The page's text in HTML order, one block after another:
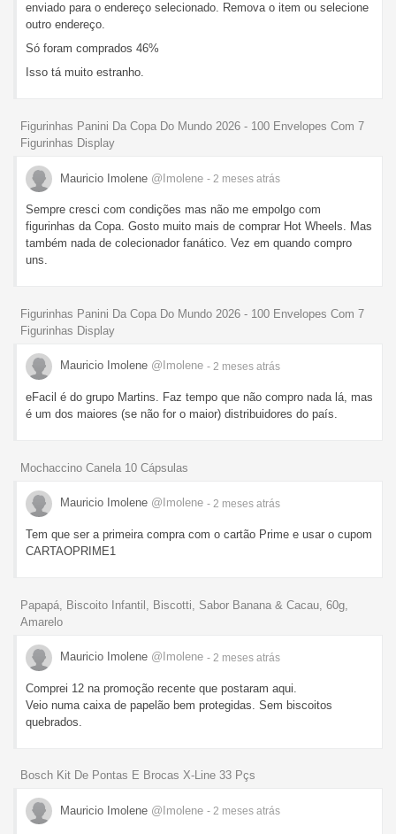
enviado para o endereço selecionado. Remova o item ou selecione
outro endereço.
Só foram comprados 46%
Isso tá muito estranho.
Figurinhas Panini Da Copa Do Mundo 2026 - 100 Envelopes Com 7
Figurinhas Display
Mauricio Imolene @Imolene - 2 meses atrás
Sempre cresci com condições mas não me empolgo com
figurinhas da Copa. Gosto muito mais de comprar Hot Wheels. Mas
também nada de colecionador fanático. Vez em quando compro
uns.
Figurinhas Panini Da Copa Do Mundo 2026 - 100 Envelopes Com 7
Figurinhas Display
Mauricio Imolene @Imolene - 2 meses atrás
eFacil é do grupo Martins. Faz tempo que não compro nada lá, mas
é um dos maiores (se não for o maior) distribuidores do país.
Mochaccino Canela 10 Cápsulas
Mauricio Imolene @Imolene - 2 meses atrás
Tem que ser a primeira compra com o cartão Prime e usar o cupom
CARTAOPRIME1
Papapá, Biscoito Infantil, Biscotti, Sabor Banana & Cacau, 60g,
Amarelo
Mauricio Imolene @Imolene - 2 meses atrás
Comprei 12 na promoção recente que postaram aqui.
Veio numa caixa de papelão bem protegidas. Sem biscoitos
quebrados.
Bosch Kit De Pontas E Brocas X-Line 33 Pçs
Mauricio Imolene @Imolene - 2 meses atrás